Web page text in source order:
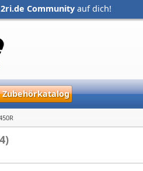
2ri.de Community auf dich!
Zubehörkatalog